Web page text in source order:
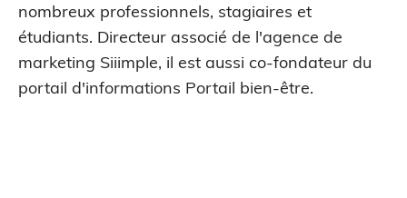
nombreux professionnels, stagiaires et
étudiants. Directeur associé de l'agence de
marketing Siiimple, il est aussi co-fondateur du
portail d'informations Portail bien-être.